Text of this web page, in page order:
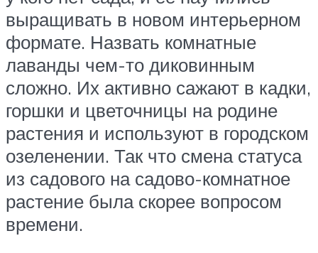
выращивать в новом интерьерном
формате. Назвать комнатные
лаванды чем-то диковинным
сложно. Их активно сажают в кадки,
горшки и цветочницы на родине
растения и используют в городском
озеленении. Так что смена статуса
из садового на садово-комнатное
растение была скорее вопросом
времени.